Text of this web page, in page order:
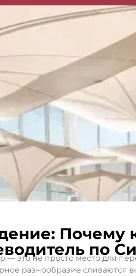
Почему
по
— это не просто место для
разнообразие сливаются